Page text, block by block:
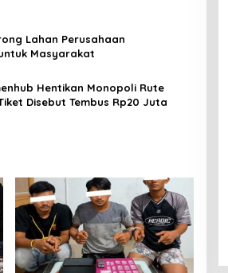
Lahan Perusahaan
Masyarakat
Hentikan Monopoli Rute
Disebut Tembus Rp20 Juta